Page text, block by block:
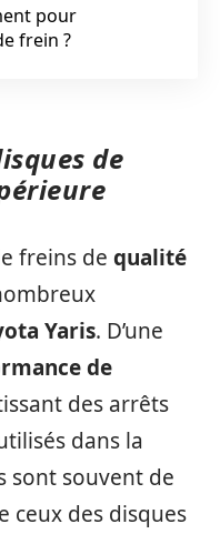
pour
frein ?
de
freins de qualité
Yaris. D’une
de
des arrêts
dans la
sont souvent de
ceux des disques